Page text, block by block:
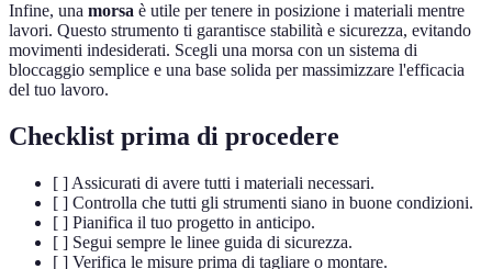
Infine, una morsa è utile per tenere in posizione i materiali mentre
lavori. Questo strumento ti garantisce stabilità e sicurezza, evitando
movimenti indesiderati. Scegli una morsa con un sistema di
bloccaggio semplice e una base solida per massimizzare l'efficacia
del tuo lavoro.
Checklist prima di procedere
[ ] Assicurati di avere tutti i materiali necessari.
[ ] Controlla che tutti gli strumenti siano in buone condizioni.
[ ] Pianifica il tuo progetto in anticipo.
[ ] Segui sempre le linee guida di sicurezza.
[ ] Verifica le misure prima di tagliare o montare.